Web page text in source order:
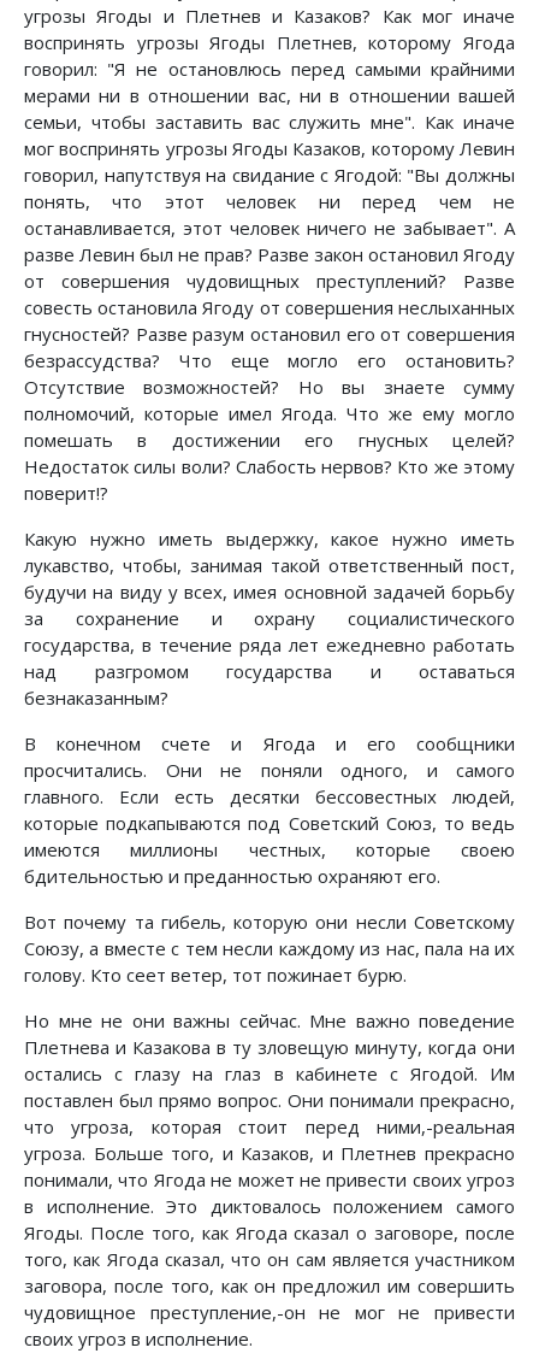
угрозы Ягоды и Плетнев и Казаков? Как мог иначе
воспринять угрозы Ягоды Плетнев, которому Ягода
говорил: "Я не остановлюсь перед самыми крайними
мерами ни в отношении вас, ни в отношении вашей
семьи, чтобы заставить вас служить мне". Как иначе
мог воспринять угрозы Ягоды Казаков, которому Левин
говорил, напутствуя на свидание с Ягодой: "Вы должны
понять, что этот человек ни перед чем не
останавливается, этот человек ничего не забывает". А
разве Левин был не прав? Разве закон остановил Ягоду
от совершения чудовищных преступлений? Разве
совесть остановила Ягоду от совершения неслыханных
гнусностей? Разве разум остановил его от совершения
безрассудства? Что еще могло его остановить?
Отсутствие возможностей? Но вы знаете сумму
полномочий, которые имел Ягода. Что же ему могло
помешать в достижении его гнусных целей?
Недостаток силы воли? Слабость нервов? Кто же этому
поверит!?
Какую нужно иметь выдержку, какое нужно иметь
лукавство, чтобы, занимая такой ответственный пост,
будучи на виду у всех, имея основной задачей борьбу
за сохранение и охрану социалистического
государства, в течение ряда лет ежедневно работать
над разгромом государства и оставаться
безнаказанным?
В конечном счете и Ягода и его сообщники
просчитались. Они не поняли одного, и самого
главного. Если есть десятки бессовестных людей,
которые подкапываются под Советский Союз, то ведь
имеются миллионы честных, которые своею
бдительностью и преданностью охраняют его.
Вот почему та гибель, которую они несли Советскому
Союзу, а вместе с тем несли каждому из нас, пала на их
голову. Кто сеет ветер, тот пожинает бурю.
Но мне не они важны сейчас. Мне важно поведение
Плетнева и Казакова в ту зловещую минуту, когда они
остались с глазу на глаз в кабинете с Ягодой. Им
поставлен был прямо вопрос. Они понимали прекрасно,
что угроза, которая стоит перед ними,-реальная
угроза. Больше того, и Казаков, и Плетнев прекрасно
понимали, что Ягода не может не привести своих угроз
в исполнение. Это диктовалось положением самого
Ягоды. После того, как Ягода сказал о заговоре, после
того, как Ягода сказал, что он сам является участником
заговора, после того, как он предложил им совершить
чудовищное преступление,-он не мог не привести
своих угроз в исполнение.